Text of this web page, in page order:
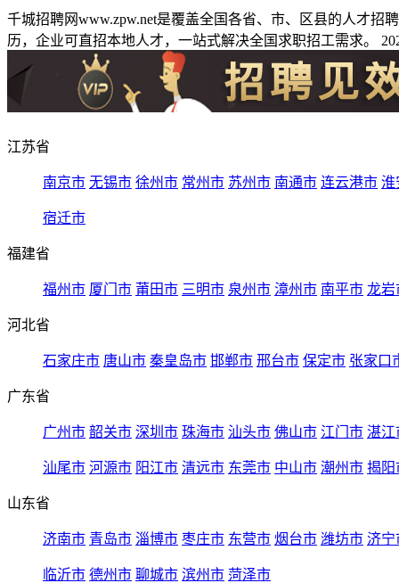
千城招聘网www.zpw.net是覆盖全国各省、市、区县的人才
历，企业可直招本地人才，一站式解决全国求职招工需求。
江苏省
南京市 无锡市 徐州市 常州市 苏州市 南通市 连云港市 淮
宿迁市
福建省
福州市 厦门市 莆田市 三明市 泉州市 漳州市 南平市 龙岩
河北省
石家庄市 唐山市 秦皇岛市 邯郸市 邢台市 保定市 张家口
广东省
广州市 韶关市 深圳市 珠海市 汕头市 佛山市 江门市 湛江
汕尾市 河源市 阳江市 清远市 东莞市 中山市 潮州市 揭阳
山东省
济南市 青岛市 淄博市 枣庄市 东营市 烟台市 潍坊市 济宁
临沂市 德州市 聊城市 滨州市 菏泽市